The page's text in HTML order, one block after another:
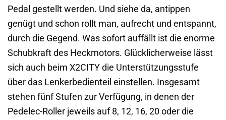
Pedal gestellt werden. Und siehe da, antippen
genügt und schon rollt man, aufrecht und entspannt,
durch die Gegend. Was sofort auffällt ist die enorme
Schubkraft des Heckmotors. Glücklicherweise lässt
sich auch beim X2CITY die Unterstützungsstufe
über das Lenkerbedienteil einstellen. Insgesamt
stehen fünf Stufen zur Verfügung, in denen der
Pedelec-Roller jeweils auf 8, 12, 16, 20 oder die